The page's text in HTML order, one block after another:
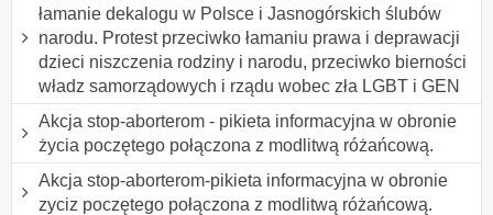
łamanie dekalogu w Polsce i Jasnogórskich ślubów
narodu. Protest przeciwko łamaniu prawa i deprawacji
dzieci niszczenia rodziny i narodu, przeciwko bierności
władz samorządowych i rządu wobec zła LGBT i GEN
Akcja stop-aborterom - pikieta informacyjna w obronie
życia poczętego połączona z modlitwą różańcową.
Akcja stop-aborterom-pikieta informacyjna w obronie
zyciz poczętego połączona z modlitwą różańcową.